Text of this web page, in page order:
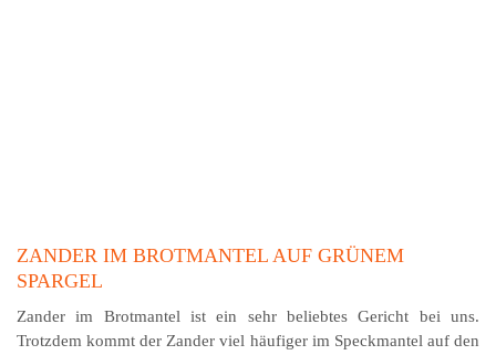
ZANDER IM BROTMANTEL AUF GRÜNEM
SPARGEL
Zander im Brotmantel ist ein sehr beliebtes Gericht bei uns.
Trotzdem kommt der Zander viel häufiger im Speckmantel auf den